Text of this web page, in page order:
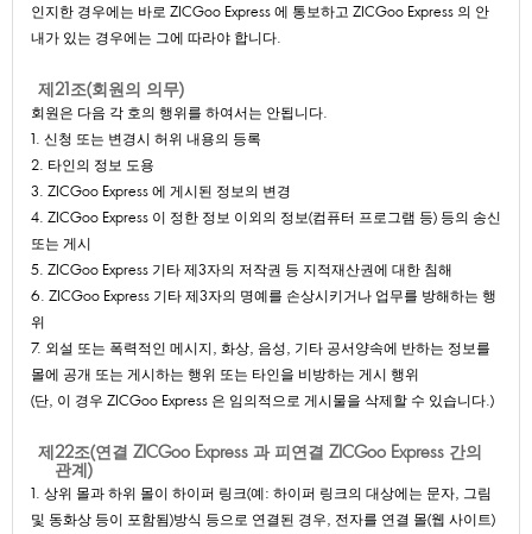
인지한경우에는바로ZICGooExpress에통보하고ZICGooExpress의안
내가있는경우에는그에따라야합니다.
제21조(회원의의무)
회원은다음각호의행위를하여서는안됩니다.
1.신청또는변경시허위내용의등록
2.타인의정보도용
3.ZICGooExpress에게시된정보의변경
4.ZICGooExpress이정한정보이외의정보(컴퓨터프로그램등)등의송신
또는게시
5.ZICGooExpress기타제3자의저작권등지적재산권에대한침해
6.ZICGooExpress기타제3자의명예를손상시키거나업무를방해하는행
위
7.외설또는폭력적인메시지,화상,음성,기타공서양속에반하는정보를
몰에공개또는게시하는행위또는타인을비방하는게시행위
(단,이경우ZICGooExpress은임의적으로게시물을삭제할수있습니다.)
제22조(연결ZICGooExpress과피연결ZICGooExpress간의
관계)
1.상위몰과하위몰이하이퍼링크(예:하이퍼링크의대상에는문자,그림
및동화상등이포함됨)방식등으로연결된경우,전자를연결몰(웹사이트)